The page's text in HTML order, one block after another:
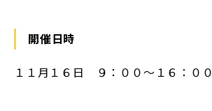
開催日時
１１月１６日 ９：００〜１６：００